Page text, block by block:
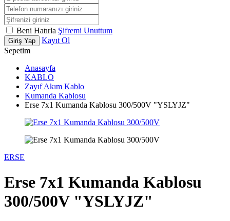
Beni Hatırla Şifremi Unuttum
Giriş Yap
Kayıt Ol
Sepetim
Anasayfa
KABLO
Zayıf Akım Kablo
Kumanda Kablosu
Erse 7x1 Kumanda Kablosu 300/500V "YSLYJZ"
ERSE
Erse 7x1 Kumanda Kablosu
300/500V "YSLYJZ"